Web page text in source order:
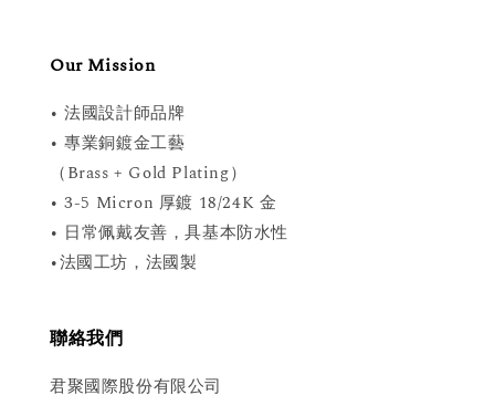
Our Mission
• 法國設計師品牌
• 專業銅鍍金工藝
（Brass + Gold Plating）
• 3-5 Micron 厚鍍 18/24K 金
• 日常佩戴友善，具基本防水性
•法國工坊，法國製
聯絡我們
君聚國際股份有限公司